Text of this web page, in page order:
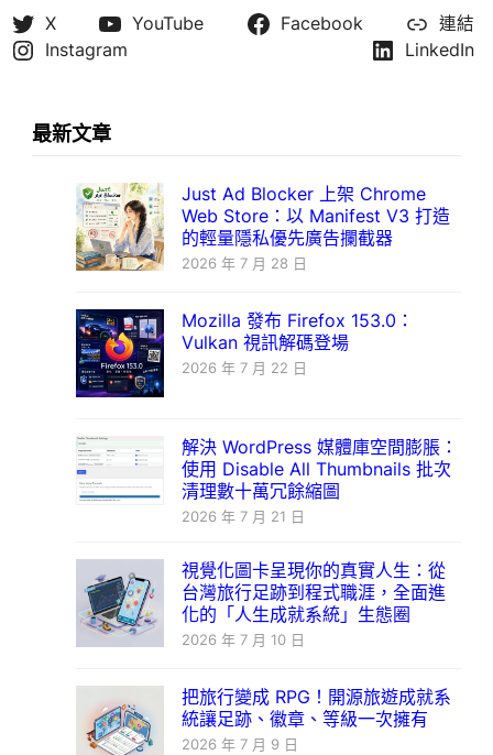
X YouTube Facebook
連結
Instagram
LinkedIn
最新文章
Just Ad Blocker 上架 Chrome
Web Store：以 Manifest V3 打造
的輕量隱私優先廣告攔截器
2026 年 7 月 28 日
Mozilla 發布 Firefox 153.0：
Vulkan 視訊解碼登場
2026 年 7 月 22 日
解決 WordPress 媒體庫空間膨脹：
使用 Disable All Thumbnails 批次
清理數十萬冗餘縮圖
2026 年 7 月 21 日
視覺化圖卡呈現你的真實人生：從
台灣旅行足跡到程式職涯，全面進
化的「人生成就系統」生態圈
2026 年 7 月 10 日
把旅行變成 RPG！開源旅遊成就系
統讓足跡、徽章、等級一次擁有
2026 年 7 月 9 日